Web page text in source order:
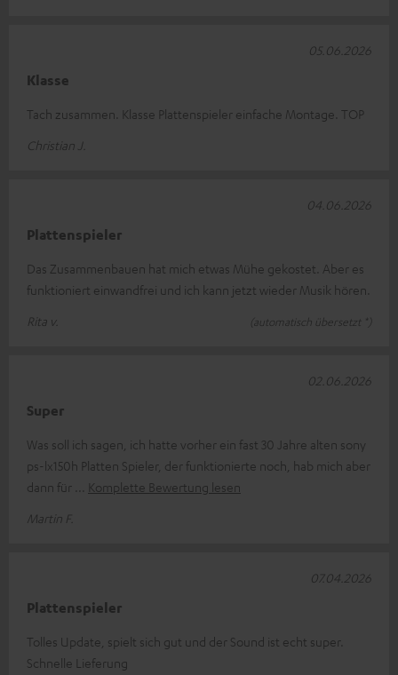
Klasse
Tach zusammen. Klasse Plattenspieler einfache Montage. TOP
Christian J.
05.06.2026
Plattenspieler
Das Zusammenbauen hat mich etwas Mühe gekostet. Aber es
funktioniert einwandfrei und ich kann jetzt wieder Musik hören.
Rita v.
(automatisch übersetzt *)
04.06.2026
Super
Was soll ich sagen, ich hatte vorher ein fast 30 Jahre alten sony
ps-lx150h Platten Spieler, der funktionierte noch, hab mich aber
dann für
Komplette Bewertung lesen
Martin F.
02.06.2026
Plattenspieler
Tolles Update, spielt sich gut und der Sound ist echt super.
Schnelle Lieferung
07.04.2026